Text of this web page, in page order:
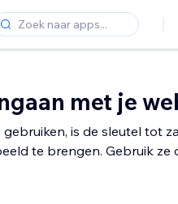
met je
is de sleutel tot
te brengen. Gebruik ze